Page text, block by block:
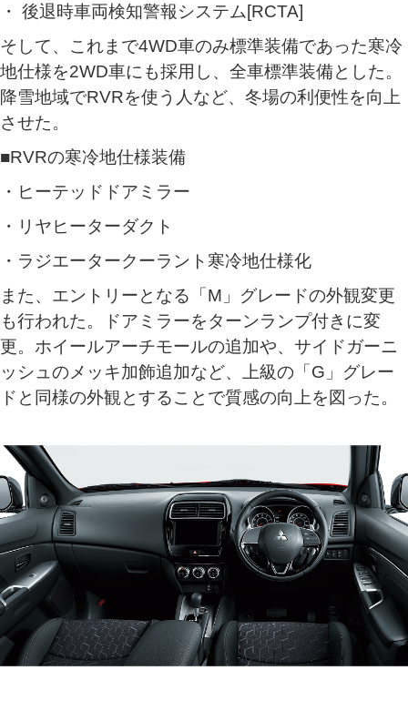
・ 後退時車両検知警報システム[RCTA]
そして、これまで4WD車のみ標準装備であった寒冷
地仕様を2WD車にも採用し、全車標準装備とした。
降雪地域でRVRを使う人など、冬場の利便性を向上
させた。
■RVRの寒冷地仕様装備
・ヒーテッドドアミラー
・リヤヒーターダクト
・ラジエータークーラント寒冷地仕様化
また、エントリーとなる「M」グレードの外観変更
も行われた。ドアミラーをターンランプ付きに変
更。ホイールアーチモールの追加や、サイドガーニ
ッシュのメッキ加飾追加など、上級の「G」グレー
ドと同様の外観とすることで質感の向上を図った。